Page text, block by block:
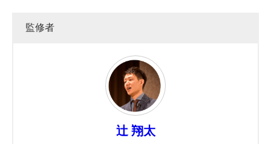
監修者
辻 翔太